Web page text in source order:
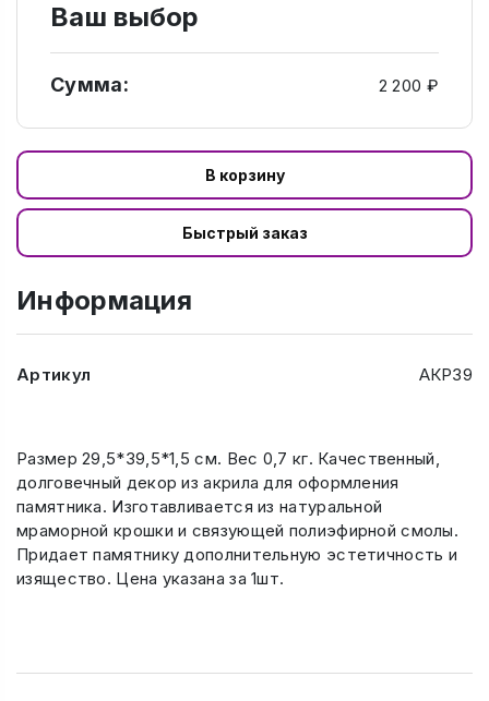
Ваш выбор
Сумма: 2 200 ₽
В корзину
Быстрый заказ
Информация
Артикул АКР39
Размер 29,5*39,5*1,5 см. Вес 0,7 кг. Качественный,
долговечный декор из акрила для оформления
памятника. Изготавливается из натуральной
мраморной крошки и связующей полиэфирной смолы.
Придает памятнику дополнительную эстетичность и
изящество. Цена указана за 1шт.